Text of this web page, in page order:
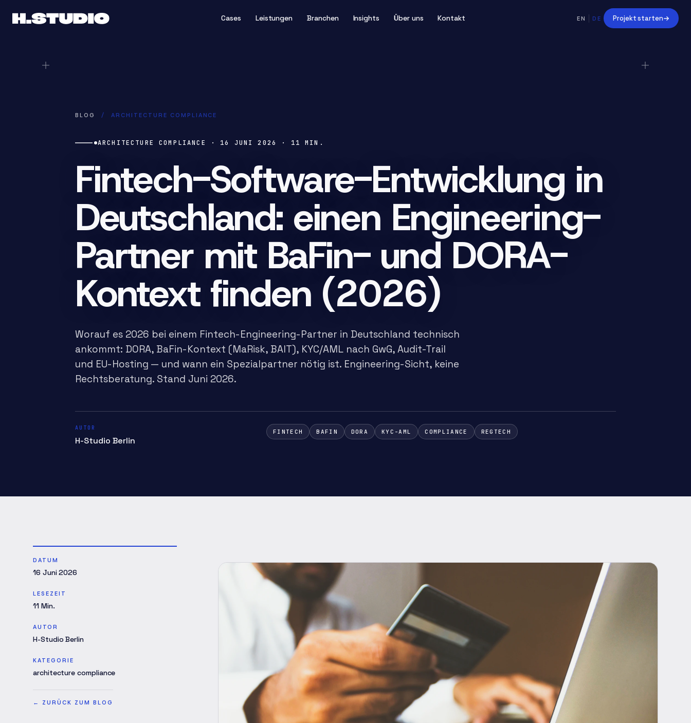
Cases Leistungen Branchen Insights Über uns Kontakt EN DE Projekt starten
BLOG / ARCHITECTURE COMPLIANCE
ARCHITECTURE COMPLIANCE · 16 JUNI 2026 · 11 MIN.
Fintech-Software-Entwicklung in
Deutschland: einen Engineering-
Partner mit BaFin- und DORA-
Kontext finden (2026)
Worauf es 2026 bei einem Fintech-Engineering-Partner in Deutschland technisch
ankommt: DORA, BaFin-Kontext (MaRisk, BAIT), KYC/AML nach GwG, Audit-Trail
und EU-Hosting — und wann ein Spezialpartner nötig ist. Engineering-Sicht, keine
Rechtsberatung. Stand Juni 2026.
AUTOR
H-Studio Berlin
FINTECH BAFIN DORA KYC-AML COMPLIANCE REGTECH
DATUM
16 Juni 2026
LESEZEIT
11 Min.
AUTOR
H-Studio Berlin
KATEGORIE
architecture compliance
← ZURÜCK ZUM BLOG